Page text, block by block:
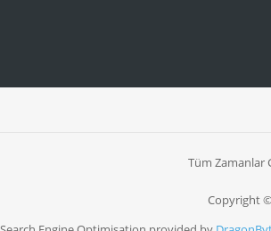
Tüm Zamanlar
Copyright